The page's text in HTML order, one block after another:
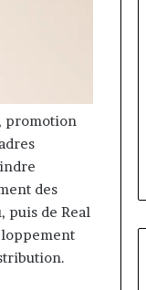
promotion
des
puis de Real